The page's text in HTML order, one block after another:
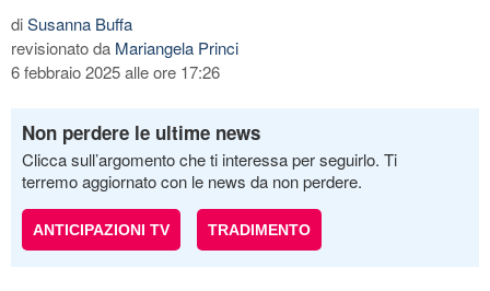
diSusanna Buffa
revisionato da Mariangela Princi
6 febbraio 2025 alle ore 17:26
Non perdere le ultime news
Clicca sull’argomento che ti interessa per seguirlo. Ti
terremo aggiornato con le news da non perdere.
ANTICIPAZIONI TV TRADIMENTO